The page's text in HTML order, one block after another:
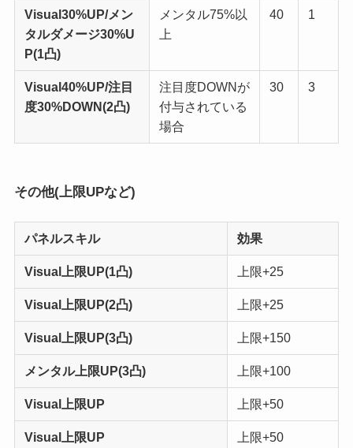
Visual 30%UP/メン
タルダメージ30%U
P(1凸)
メンタル75%以
上
40 1
Visual 40%UP/注目
度30%DOWN(2凸)
注目度DOWNが
付与されている
場合
30 3
その他(上限UPなど)
パネルスキル 効果
Visual 上限UP(1凸) 上限+25
Visual 上限UP(2凸) 上限+25
Visual 上限UP(3凸) 上限+150
メンタル上限UP(3凸) 上限+100
Visual 上限UP 上限+50
Visual 上限UP 上限+50